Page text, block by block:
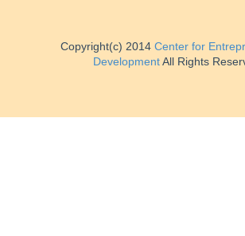
Copyright(c) 2014 Center for
DevelopmentAll Rights